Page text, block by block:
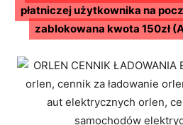
płatniczej użytkownika na
zablokowana kwota 150zł